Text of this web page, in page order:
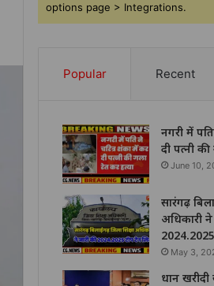
options page > Integrations.
Popular Recent
नगरी में
दी पत्नी
June 10,
सारंगढ़
अधिकारी
May 3,
धान खरीदी